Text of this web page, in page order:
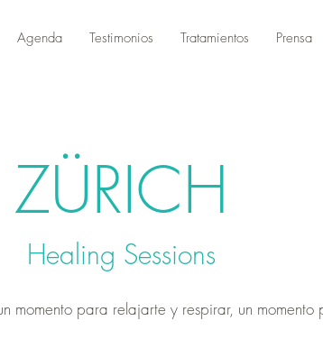
ZÜRICH
Healing Sessions
momento para relajarte y respirar, un momento
Agenda Testimonios Tratamientos Prensa